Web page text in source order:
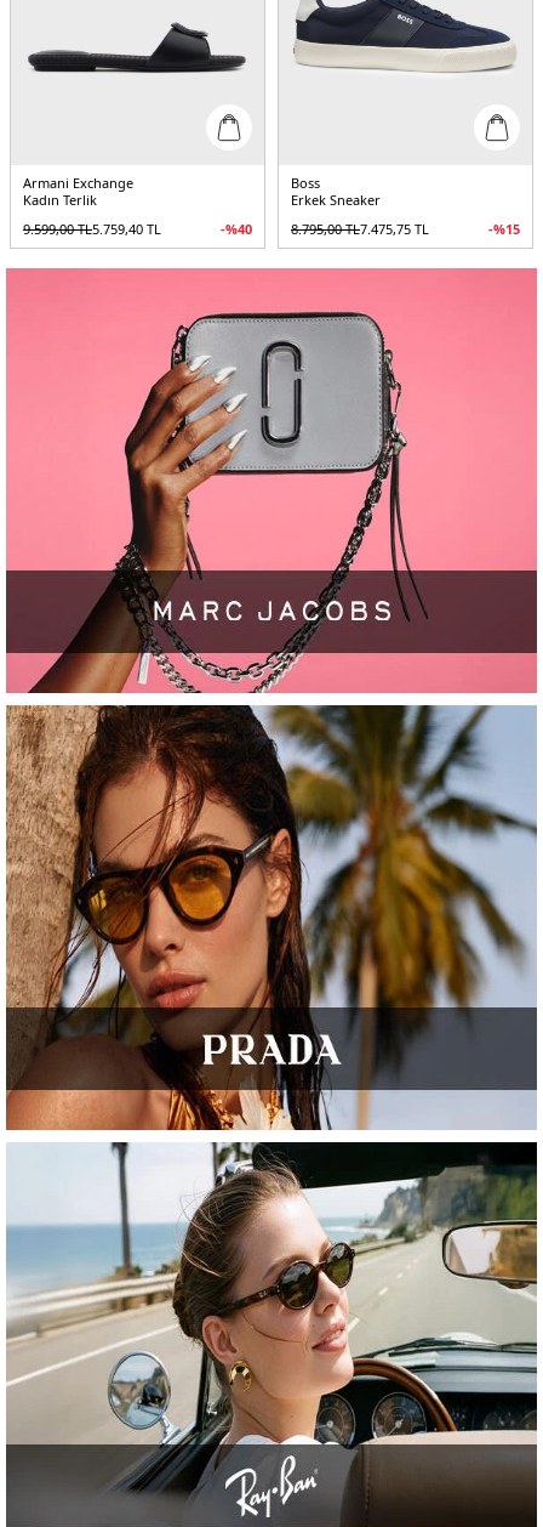
Armani Exchange
Kadın Terlik
9.599,00TL5.759,40 TL -%40
Boss
Erkek Sneaker
8.795,00TL7.475,75 TL -%15